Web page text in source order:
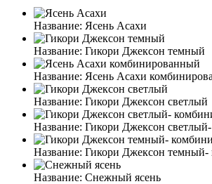
Название: Ясень Асахи
Название: Гикори Джексон темный
Название: Ясень Асахи
Название: Гикори Джексон светлый
Название: Гикори Джексон
Название: Гикори Джексон
Название: Снежный ясень